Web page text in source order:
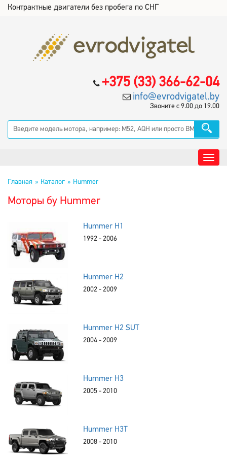
Контрактные двигатели без пробега по СНГ
+375 (33) 366-62-04
info@evrodvigatel.by
Звоните с 9.00 до 19.00
Главная Каталог Hummer
Моторы бу Hummer
Hummer H1
1992 - 2006
Hummer H2
2002 - 2009
Hummer H2 SUT
2004 - 2009
Hummer H3
2005 - 2010
Hummer H3T
2008 - 2010